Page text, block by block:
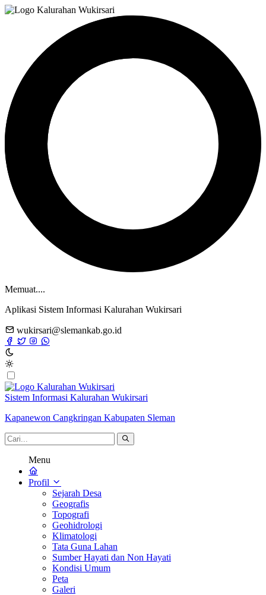
Memuat....
Aplikasi Sistem Informasi Kalurahan Wukirsari
wukirsari@slemankab.go.id
Sistem Informasi Kalurahan Wukirsari
Kapanewon Cangkringan Kabupaten Sleman
Menu
Profil
Sejarah Desa
Geografis
Topografi
Geohidrologi
Klimatologi
Tata Guna Lahan
Sumber Hayati dan Non Hayati
Kondisi Umum
Peta
Galeri